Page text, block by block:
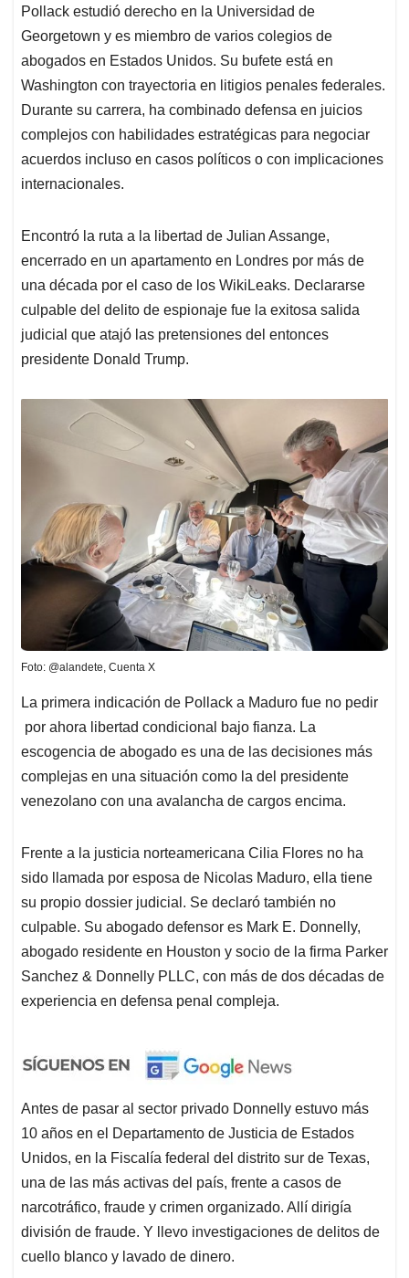
Pollack estudió derecho en la Universidad de
Georgetown y es miembro de varios colegios de
abogados en Estados Unidos. Su bufete está en
Washington con trayectoria en litigios penales federales.
Durante su carrera, ha combinado defensa en juicios
complejos con habilidades estratégicas para negociar
acuerdos incluso en casos políticos o con implicaciones
internacionales.
Encontró la ruta a la libertad de Julian Assange,
encerrado en un apartamento en Londres por más de
una década por el caso de los WikiLeaks. Declararse
culpable del delito de espionaje fue la exitosa salida
judicial que atajó las pretensiones del entonces
presidente Donald Trump.
Foto: @alandete, Cuenta X
La primera indicación de Pollack a Maduro fue no pedir
por ahora libertad condicional bajo fianza. La
escogencia de abogado es una de las decisiones más
complejas en una situación como la del presidente
venezolano con una avalancha de cargos encima.
Frente a la justicia norteamericana Cilia Flores no ha
sido llamada por esposa de Nicolas Maduro, ella tiene
su propio dossier judicial. Se declaró también no
culpable. Su abogado defensor es Mark E. Donnelly,
abogado residente en Houston y socio de la firma Parker
Sanchez & Donnelly PLLC, con más de dos décadas de
experiencia en defensa penal compleja.
Antes de pasar al sector privado Donnelly estuvo más
10 años en el Departamento de Justicia de Estados
Unidos, en la Fiscalía federal del distrito sur de Texas,
una de las más activas del país, frente a casos de
narcotráfico, fraude y crimen organizado. Allí dirigía
división de fraude. Y llevo investigaciones de delitos de
cuello blanco y lavado de dinero.